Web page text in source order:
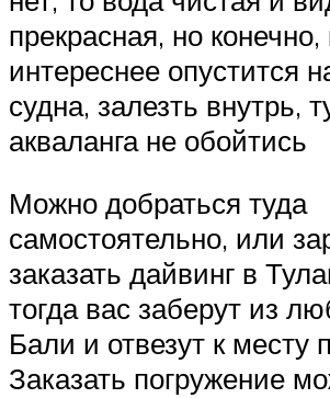
прекрасная, но конечно,
интереснее опустится
судна, залезть внутрь,
акваланга не обойтись
Можно добраться туда
самостоятельно, или
заказать дайвинг в
тогда вас заберут из
Бали и отвезут к месту
Заказать погружение